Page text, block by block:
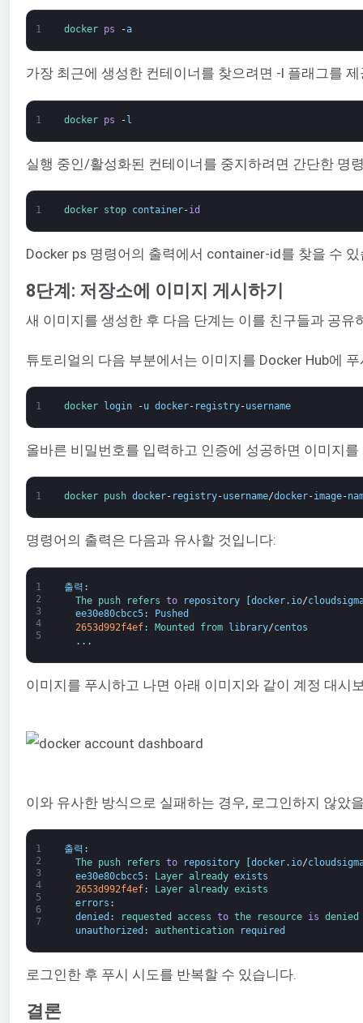
1 docker ps -a
가장 최근에 생성한 컨테이너를 찾으려면 -l 플래그를
1 docker ps -l
실행 중인/활성화된 컨테이너를 중지하려면 간단한 명
1 docker stop container-id
Docker ps 명령어의 출력에서 container-id를 찾을 수
8단계: 저장소에 이미지 게시하기
새 이미지를 생성한 후 다음 단계는 이를 친구들과 공
튜토리얼의 다음 부분에서는 이미지를 Docker Hub에
1 docker login -u docker- registry-username
올바른 비밀번호를 입력하고 인증에 성공하면 이미지
1 docker push docker- registry-username/docker-image-
명령어의 출력은 다음과 유사할 것입니다:
1
2
3
4
5
출력 :
The push refers to repository [docker. io/
ee30e80cbcc5:
Pushed
2653d992f4ef: Mounted from library/centos
. . .
이미지를 푸시하고 나면 아래 이미지와 같이 계정 대시
이와 유사한 방식으로 실패하는 경우, 로그인하지 않았
1
2
3
4
5
6
7
출력 :
The push refers to repository [docker. io/
ee30e80cbcc5: Layer already exists
2653d992f4ef: Layer already exists
errors :
denied : requested access to the resource is denied
unauthorized : authentication required
로그인한 후 푸시 시도를 반복할 수 있습니다.
결론